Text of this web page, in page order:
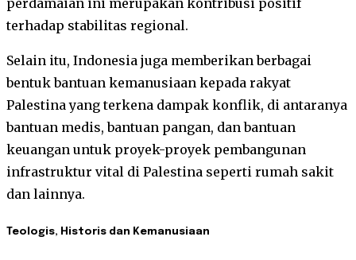
terhadap stabilitas regional.
Selain itu, Indonesia juga memberikan berbagai
bentuk bantuan kemanusiaan kepada rakyat
Palestina yang terkena dampak konflik, di antaranya
bantuan medis, bantuan pangan, dan bantuan
keuangan untuk proyek-proyek pembangunan
infrastruktur vital di Palestina seperti rumah sakit
dan lainnya.
Teologis, Historis dan Kemanusiaan